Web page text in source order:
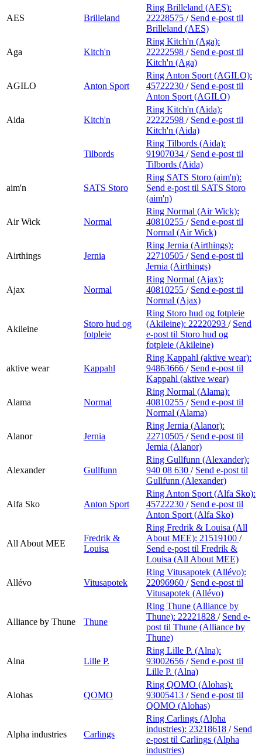
AES Brilleland
Ring Brilleland (AES):
22228575 / Send e-post til
Brilleland (AES)
Aga Kitch'n
Ring Kitch'n (Aga):
22222598 / Send e-post til
Kitch'n (Aga)
AGILO Anton Sport
Ring Anton Sport (AGILO):
45722230 / Send e-post til
Anton Sport (AGILO)
Aida Kitch'n
Ring Kitch'n (Aida):
22222598 / Send e-post til
Kitch'n (Aida)
Tilbords
Ring Tilbords (Aida):
91907034 / Send e-post til
Tilbords (Aida)
aim'n SATS Storo
Ring SATS Storo (aim'n):
Send e-post til SATS Storo
(aim'n)
Air Wick Normal
Ring Normal (Air Wick):
40810255 / Send e-post til
Normal (Air Wick)
Airthings Jernia
Ring Jernia (Airthings):
22710505 / Send e-post til
Jernia (Airthings)
Ajax Normal
Ring Normal (Ajax):
40810255 / Send e-post til
Normal (Ajax)
Akileine
Storo hud og
fotpleie
Ring Storo hud og fotpleie
(Akileine): 22220293 / Send
e-post til Storo hud og
fotpleie (Akileine)
aktive wear Kappahl
Ring Kappahl (aktive wear):
94863666 / Send e-post til
Kappahl (aktive wear)
Alama Normal
Ring Normal (Alama):
40810255 / Send e-post til
Normal (Alama)
Alanor Jernia
Ring Jernia (Alanor):
22710505 / Send e-post til
Jernia (Alanor)
Alexander Gullfunn
Ring Gullfunn (Alexander):
940 08 630 / Send e-post til
Gullfunn (Alexander)
Alfa Sko Anton Sport
Ring Anton Sport (Alfa Sko):
45722230 / Send e-post til
Anton Sport (Alfa Sko)
All About MEE
Fredrik &
Louisa
Ring Fredrik & Louisa (All
About MEE): 21519100 /
Send e-post til Fredrik &
Louisa (All About MEE)
Allévo Vitusapotek
Ring Vitusapotek (Allévo):
22096960 / Send e-post til
Vitusapotek (Allévo)
Alliance by Thune Thune
Ring Thune (Alliance by
Thune): 22221828 / Send e-
post til Thune (Alliance by
Thune)
Alna Lille P.
Ring Lille P. (Alna):
93002656 / Send e-post til
Lille P. (Alna)
Alohas QOMO
Ring QOMO (Alohas):
93005413 / Send e-post til
QOMO (Alohas)
Alpha industries Carlings
Ring Carlings (Alpha
industries): 23218618 / Send
e-post til Carlings (Alpha
industries)